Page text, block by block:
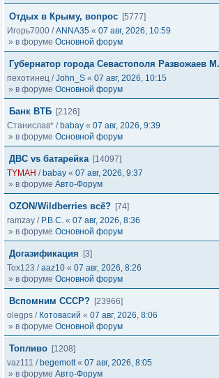
Отдых в Крыму, вопрос [5777]
Игорь7000 /ANNA35 « 07 авг, 2026, 10:59
» в форуме Основной форум
Губернатор города Севастополя Развожаев
пехотинец /John_S « 07 авг, 2026, 10:15
» в форуме Основной форум
Банк ВТБ [2126]
Станислав* / babay « 07 авг, 2026, 9:39
» в форуме Основной форум
ДВС vs батарейка [14097]
TYMAH / babay « 07 авг, 2026, 9:37
» в форуме Авто-Форум
OZON/Wildberries всё? [74]
ramzay / Р.В.С. « 07 авг, 2026, 8:36
» в форуме Основной форум
Догазификация
[3]
Tox123 /aaz10 « 07 авг, 2026, 8:26
» в форуме Основной форум
Вспомним СССР? [23966]
olegps / Котовасий « 07 авг, 2026, 8:06
» в форуме Основной форум
Топливо [1208]
vaz111 / begemott« 07 авг, 2026, 8:05
» в форуме Авто-Форум